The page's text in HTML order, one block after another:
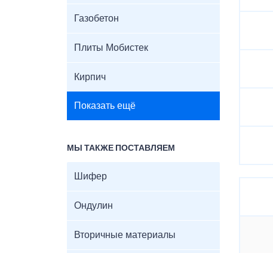
Газобетон
Плиты Мобистек
Кирпич
Показать ещё
МЫ ТАКЖЕ ПОСТАВЛЯЕМ
Шифер
Ондулин
Вторичные материалы